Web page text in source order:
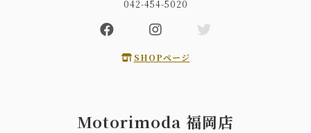
042-454-5020
SHOPページ
Motorimoda 福岡店